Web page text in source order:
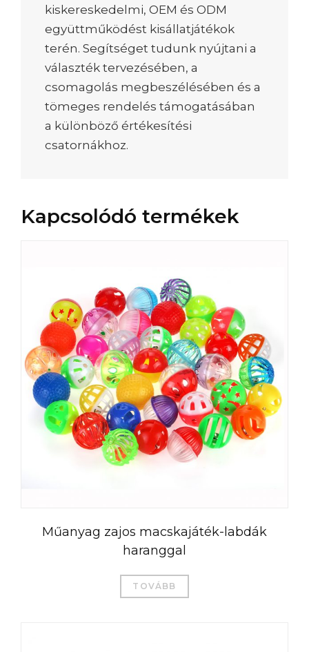
kiskereskedelmi, OEM és ODM
együttműködést kisállatjátékok
terén. Segítséget tudunk nyújtani a
választék tervezésében, a
csomagolás megbeszélésében és a
tömeges rendelés támogatásában
a különböző értékesítési
csatornákhoz.
Kapcsolódó termékek
Műanyag zajos macskajáték-labdák
haranggal
TOVÁBB